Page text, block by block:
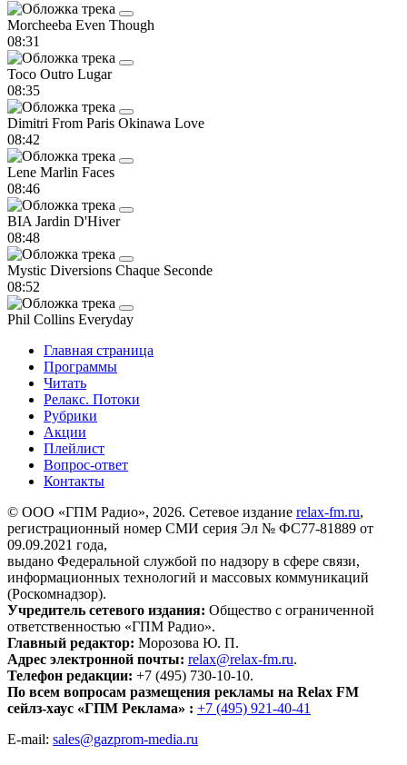
Morcheeba Even Though
08:31
Toco Outro Lugar
08:35
Dimitri From Paris Okinawa Love
08:42
Lene Marlin Faces
08:46
BIA Jardin D'Hiver
08:48
Mystic Diversions Chaque Seconde
08:52
Phil Collins Everyday
Главная страница
Программы
Читать
Релакс. Потоки
Рубрики
Акции
Плейлист
Вопрос-ответ
Контакты
© ООО «ГПМ Радио», 2026. Сетевое издание relax-fm.ru,
регистрационный номер СМИ серия Эл № ФС77-81889 от
09.09.2021 года,
выдано Федеральной службой по надзору в сфере связи,
информационных технологий и массовых коммуникаций
(Роскомнадзор).
Учредитель сетевого издания: Общество с ограниченной
ответственностью «ГПМ Радио».
Главный редактор: Морозова Ю. П.
Адрес электронной почты: relax@relax-fm.ru.
Телефон редакции: +7 (495) 730-10-10.
По всем вопросам размещения рекламы на Relax FM
сейлз-хаус «ГПМ Реклама» : +7 (495) 921-40-41
E-mail: sales@gazprom-media.ru